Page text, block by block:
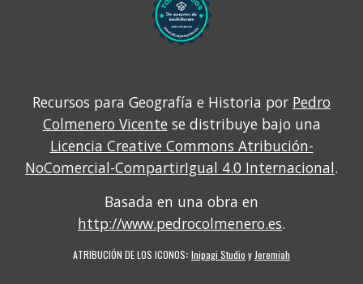
Recursos para Geografía e Historia por Pedro
Colmenero Vicente se distribuye bajo una
Licencia Creative Commons Atribución-
NoComercial-CompartirIgual 4.0 Internacional.
Basada en una obra en
http://www.pedrocolmenero.es.
ATRIBUCIÓN DE LOS ICONOS: Inipagi Studio y Jeremiah